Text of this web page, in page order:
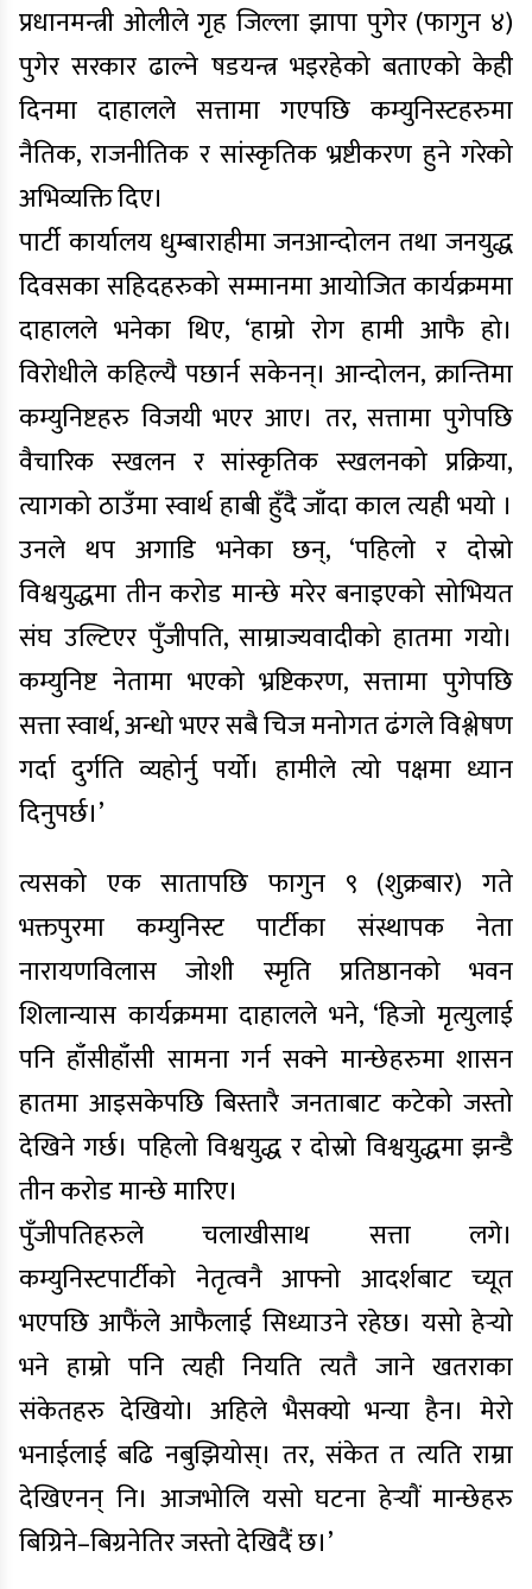
प्रधानमन्त्री ओलीले गृह जिल्ला झापा पुगेर (फागुन ४)
पुगेर सरकार ढाल्ने षडयन्त्र भइरहेको बताएको केही
दिनमा दाहालले सत्तामा गएपछि कम्युनिस्टहरुमा
नैतिक, राजनीतिक र सांस्कृतिक भ्रष्टीकरण हुने गरेको
अभिव्यक्ति दिए।
पार्टी कार्यालय धुम्बाराहीमा जनआन्दोलन तथा जनयुद्ध
दिवसका सहिदहरुको सम्मानमा आयोजित कार्यक्रममा
दाहालले भनेका थिए, ‘हाम्रो रोग हामी आफै हो।
विरोधीले कहिल्यै पछार्न सकेनन्। आन्दोलन, क्रान्तिमा
कम्युनिष्टहरु विजयी भएर आए। तर, सत्तामा पुगेपछि
वैचारिक स्खलन र सांस्कृतिक स्खलनको प्रक्रिया,
त्यागको ठाउँमा स्वार्थ हाबी हुँदै जाँदा काल त्यही भयो ।
उनले थप अगाडि भनेका छन्, ‘पहिलो र दोस्रो
विश्वयुद्धमा तीन करोड मान्छे मरेर बनाइएको सोभियत
संघ उल्टिएर पुँजीपति, साम्राज्यवादीको हातमा गयो।
कम्युनिष्ट नेतामा भएको भ्रष्टिकरण, सत्तामा पुगेपछि
सत्ता स्वार्थ, अन्धो भएर सबै चिज मनोगत ढंगले विश्लेषण
गर्दा दुर्गति व्यहोर्नु पर्यो। हामीले त्यो पक्षमा ध्यान
दिनुपर्छ।’
त्यसको एक सातापछि फागुन ९ (शुक्रबार) गते
भक्तपुरमा कम्युनिस्ट पार्टीका संस्थापक नेता
नारायणविलास जोशी स्मृति प्रतिष्ठानको भवन
शिलान्यास कार्यक्रममा दाहालले भने, ‘हिजो मृत्युलाई
पनि हाँसीहाँसी सामना गर्न सक्ने मान्छेहरुमा शासन
हातमा आइसकेपछि बिस्तारै जनताबाट कटेको जस्तो
देखिने गर्छ। पहिलो विश्वयुद्ध र दोस्रो विश्वयुद्धमा झन्डै
तीन करोड मान्छे मारिए।
पुँजीपतिहरुले चलाखीसाथ सत्ता लगे।
कम्युनिस्टपार्टीको नेतृत्वनै आफ्नो आदर्शबाट च्यूत
भएपछि आफैंले आफैलाई सिध्याउने रहेछ। यसो हेर्‍यो
भने हाम्रो पनि त्यही नियति त्यतै जाने खतराका
संकेतहरु देखियो। अहिले भैसक्यो भन्या हैन। मेरो
भनाईलाई बढि नबुझियोस्। तर, संकेत त त्यति राम्रा
देखिएनन् नि। आजभोलि यसो घटना हेर्‍याैं मान्छेहरु
बिग्रिने–बिग्रनेतिर जस्तो देखिदैं छ।’